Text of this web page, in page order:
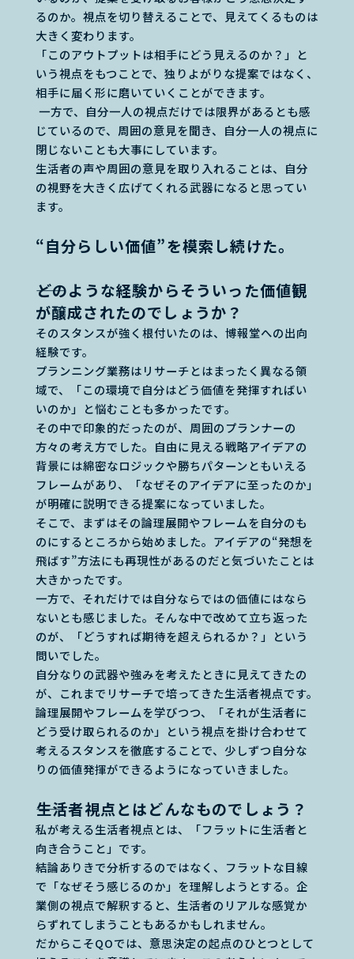
るのか。視点を切り替えることで、見えてくるものは
大きく変わります。
「このアウトプットは相手にどう見えるのか？」と
いう視点をもつことで、独りよがりな提案ではなく、
相手に届く形に磨いていくことができます。
一方で、自分一人の視点だけでは限界があるとも感
じているので、周囲の意見を聞き、自分一人の視点に
閉じないことも大事にしています。
生活者の声や周囲の意見を取り入れることは、自分
の視野を大きく広げてくれる武器になると思ってい
ます。
“自分らしい価値”を模索し続けた。
――どのような経験からそういった価値観
が醸成されたのでしょうか？
そのスタンスが強く根付いたのは、博報堂への出向
経験です。
プランニング業務はリサーチとはまったく異なる領
域で、「この環境で自分はどう価値を発揮すればい
いのか」と悩むことも多かったです。
その中で印象的だったのが、周囲のプランナーの
方々の考え方でした。自由に見える戦略アイデアの
背景には綿密なロジックや勝ちパターンともいえる
フレームがあり、「なぜそのアイデアに至ったのか」
が明確に説明できる提案になっていました。
そこで、まずはその論理展開やフレームを自分のも
のにするところから始めました。アイデアの“発想を
飛ばす”方法にも再現性があるのだと気づいたことは
大きかったです。
一方で、それだけでは自分ならではの価値にはなら
ないとも感じました。そんな中で改めて立ち返った
のが、「どうすれば期待を超えられるか？」という
問いでした。
自分なりの武器や強みを考えたときに見えてきたの
が、これまでリサーチで培ってきた生活者視点です。
論理展開やフレームを学びつつ、「それが生活者に
どう受け取られるのか」という視点を掛け合わせて
考えるスタンスを徹底することで、少しずつ自分な
りの価値発揮ができるようになっていきました。
――生活者視点とはどんなものでしょう？
私が考える生活者視点とは、「フラットに生活者と
向き合うこと」です。
結論ありきで分析するのではなく、フラットな目線
で「なぜそう感じるのか」を理解しようとする。企
業側の視点で解釈すると、生活者のリアルな感覚か
らずれてしまうこともあるかもしれません。
だからこそQOでは、意思決定の起点のひとつとして